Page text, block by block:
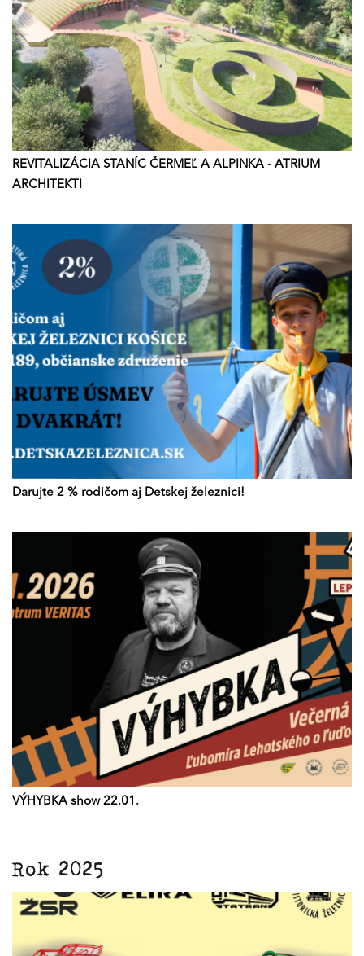
REVITALIZÁCIA STANÍC ČERMEĽ A ALPINKA - ATRIUM
ARCHITEKTI
Darujte 2 % rodičom aj Detskej železnici!
VÝHYBKA show 22.01.
Rok 2025